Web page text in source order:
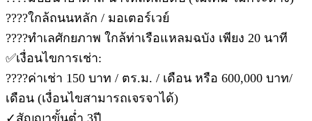
????ใกล้ถนนหลัก / มอเตอร์เวย์
????ทำเลศักยภาพ ใกล้ท่าเรือแหลมฉบัง เพียง 20 นาที
✅เงื่อนไขการเช่า:
????ค่าเช่า 150 บาท / ตร.ม. / เดือน หรือ 600,000 บาท/
เดือน (เงื่อนไขสามารถเจรจาได้)
✓สัญญาขั้นต่ำ 3ปี